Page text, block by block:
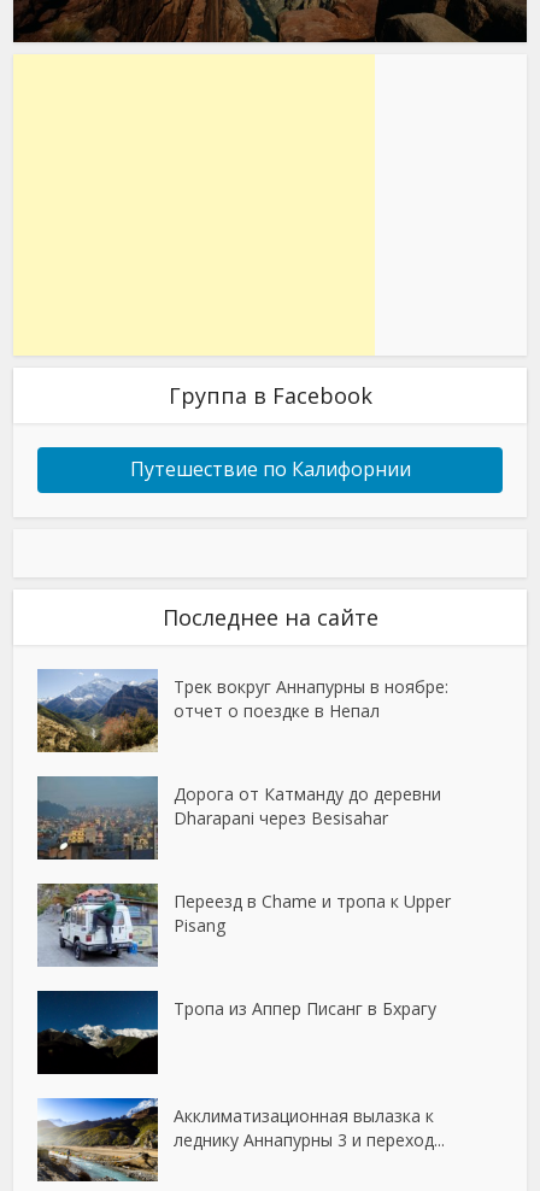
Группа в Facebook
Путешествие по Калифорнии
Последнее на сайте
Трек вокруг Аннапурны в ноябре:
отчет о поездке в Непал
Дорога от Катманду до деревни
Dharapani через Besisahar
Переезд в Chame и тропа к Upper
Pisang
Тропа из Аппер Писанг в Бхрагу
Акклиматизационная вылазка к
леднику Аннапурны 3 и переход...